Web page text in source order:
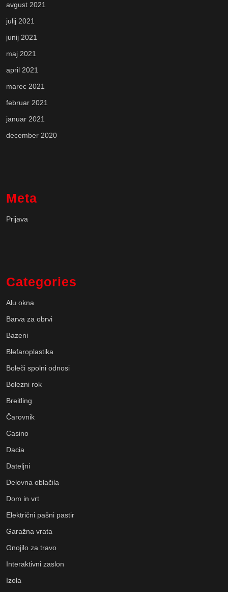
avgust 2021
julij 2021
junij 2021
maj 2021
april 2021
marec 2021
februar 2021
januar 2021
december 2020
Meta
Prijava
Categories
Alu okna
Barva za obrvi
Bazeni
Blefaroplastika
Boleči spolni odnosi
Bolezni rok
Breitling
Čarovnik
Casino
Dacia
Dateljni
Delovna oblačila
Dom in vrt
Električni pašni pastir
Garažna vrata
Gnojilo za travo
Interaktivni zaslon
Izola